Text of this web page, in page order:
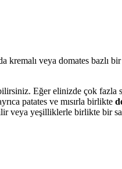
kremalı veya domates bazlı bir
Eğer elinizde çok fazla
patates ve mısırla birlikte
veya yeşilliklerle birlikte bir